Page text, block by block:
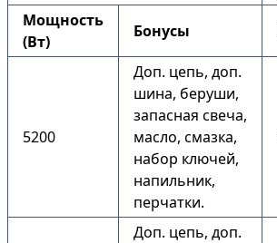
Мощность
(Вт)
Бонусы
5200
Доп. цепь, доп.
шина, беруши,
запасная свеча,
масло, смазка,
набор ключей,
напильник,
перчатки.
Доп. цепь, доп.